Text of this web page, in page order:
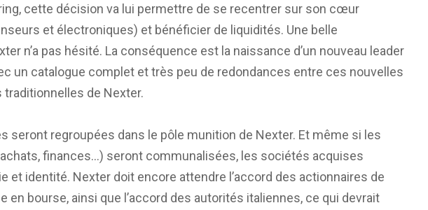
cette décision va lui permettre de se recentrer sur son cœur
et électroniques) et bénéficier de liquidités. Une belle
n’a pas hésité. La conséquence est la naissance d’un nouveau leader
un catalogue complet et très peu de redondances entre ces nouvelles
de Nexter.
seront regroupées dans le pôle munition de Nexter. Et même si les
finances…) seront communalisées, les sociétés acquises
et identité. Nexter doit encore attendre l’accord des actionnaires de
en bourse, ainsi que l’accord des autorités italiennes, ce qui devrait